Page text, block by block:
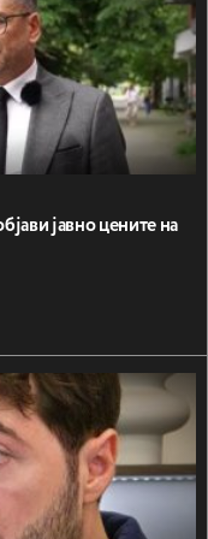
јавно цените на